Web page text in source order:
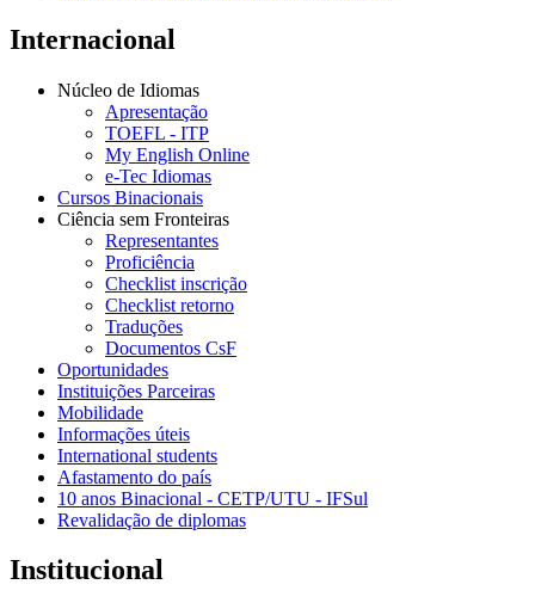
Internacional
Núcleo de Idiomas
Apresentação
TOEFL - ITP
My English Online
e-Tec Idiomas
Cursos Binacionais
Ciência sem Fronteiras
Representantes
Proficiência
Checklist inscrição
Checklist retorno
Traduções
Documentos CsF
Oportunidades
Instituições Parceiras
Mobilidade
Informações úteis
International students
Afastamento do país
10 anos Binacional - CETP/UTU - IFSul
Revalidação de diplomas
Institucional